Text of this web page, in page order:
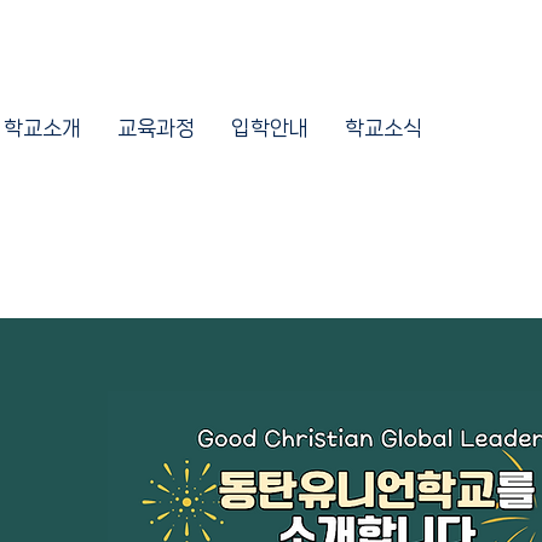
학교소개 교육과정 입학안내 학교소식